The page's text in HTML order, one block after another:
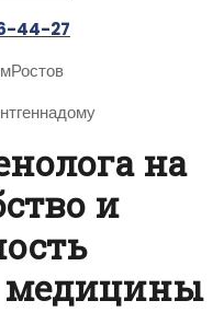
44-27
на
и
медицины